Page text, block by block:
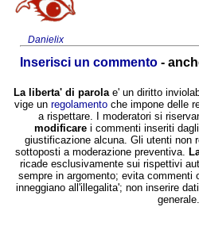
Danielix
Inserisci un commento -
La liberta' di parolae' un diritto
vige un regolamentoche impone delle
a rispettare. I moderatori si
modificare i commenti inseriti
giustificazione alcuna. Gli utenti non
sottoposti a moderazione preventiva.
ricade esclusivamente sui rispettivi
sempre in argomento; evita commenti
inneggiano all'illegalita'; non inserire
generale.